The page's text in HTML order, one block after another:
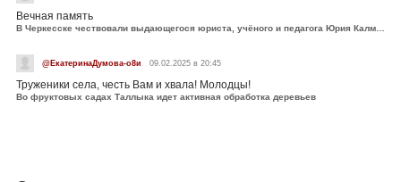
Вечная память
В Черкесске чествовали выдающегося юриста, учёного и педагога Юрия Калмыкова
@ЕкатеринаДумова-о8и 09.02.2025 в 20:45
Труженики села, честь Вам и хвала! Молодцы!
Во фруктовых садах Таллыка идет активная обработка деревьев